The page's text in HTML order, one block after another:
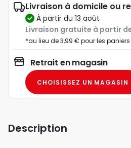
Livraison à domicile ou
à partir du 13 août
Livraison gratuite à partir
*au lieu de 3,99 € pour les
Retrait en magasin
CHOISISSEZ UN MAGASIN
Description